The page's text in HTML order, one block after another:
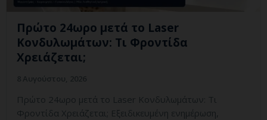
Πρώτο 24ωρο μετά το Laser
Κονδυλωμάτων: Τι Φροντίδα
Χρειάζεται;
Πρώτο 24ωρο μετά το Laser Κονδυλωμάτων: Τι
Φροντίδα Χρειάζεται; Εξειδικευμένη ενημέρωση,